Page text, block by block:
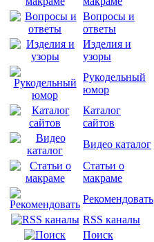
Вопросы и
ответы
Изделия и
узоры
Рукодельный
юмор
Каталог
сайтов
Видео каталог
Статьи о
макраме
Рекомендовать
RSS каналы
Поиск